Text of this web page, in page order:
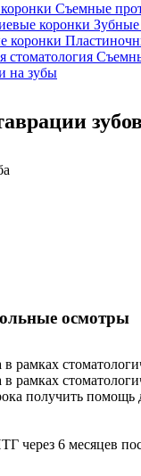
Съемные
коронки Зубные
коронки
стоматология
на зубы
осмотры
рамках
рамках
получить помощь
через 6 месяцев